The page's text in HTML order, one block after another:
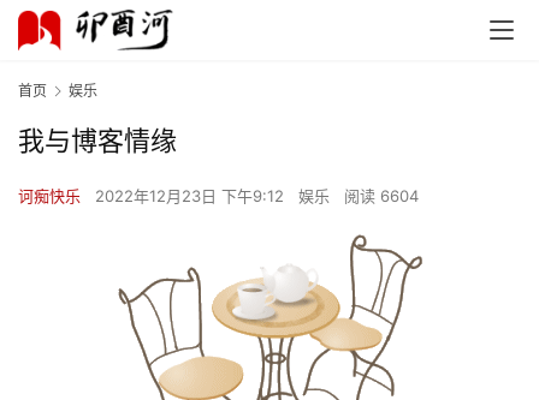
首页 娱乐
我与博客情缘
诃痴快乐 2022年12月23日 下午9:12 娱乐 阅读 6604